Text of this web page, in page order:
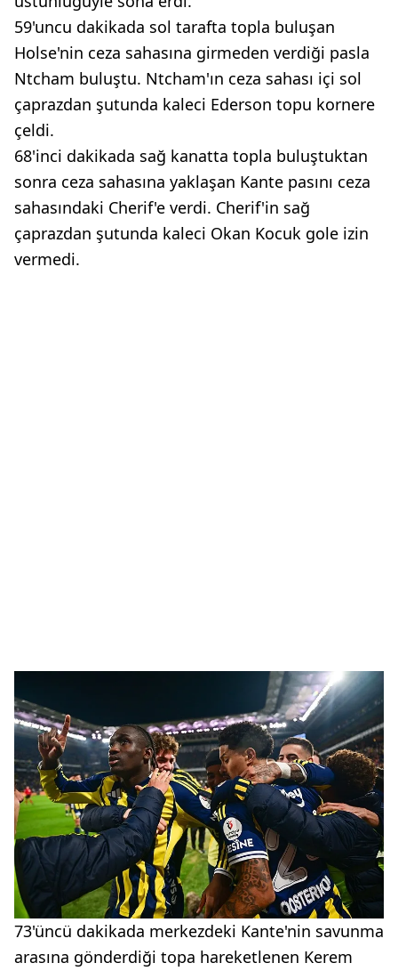
59'uncu dakikada sol tarafta topla buluşan
Holse'nin ceza sahasına girmeden verdiği pasla
Ntcham buluştu. Ntcham'ın ceza sahası içi sol
çaprazdan şutunda kaleci Ederson topu kornere
çeldi.
68'inci dakikada sağ kanatta topla buluştuktan
sonra ceza sahasına yaklaşan Kante pasını ceza
sahasındaki Cherif'e verdi. Cherif'in sağ
çaprazdan şutunda kaleci Okan Kocuk gole izin
vermedi.
73'üncü dakikada merkezdeki Kante'nin savunma
arasına gönderdiği topa hareketlenen Kerem